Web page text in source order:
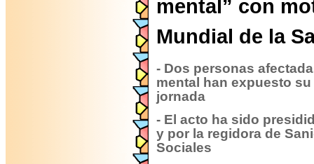
mental” con
Mundial de la
- Dos personas
mental han expuesto
jornada
- El acto ha sido
y por la regidora de
Sociales